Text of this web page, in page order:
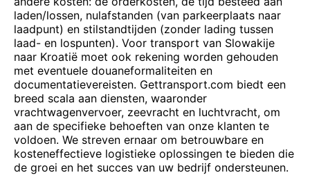
laden/lossen, nulafstanden (van parkeerplaats naar
laadpunt) en stilstandtijden (zonder lading tussen
laad- en lospunten). Voor transport van Slowakije
naar Kroatië moet ook rekening worden gehouden
met eventuele douaneformaliteiten en
documentatievereisten. Gettransport.com biedt een
breed scala aan diensten, waaronder
vrachtwagenvervoer, zeevracht en luchtvracht, om
aan de specifieke behoeften van onze klanten te
voldoen. We streven ernaar om betrouwbare en
kosteneffectieve logistieke oplossingen te bieden die
de groei en het succes van uw bedrijf ondersteunen.